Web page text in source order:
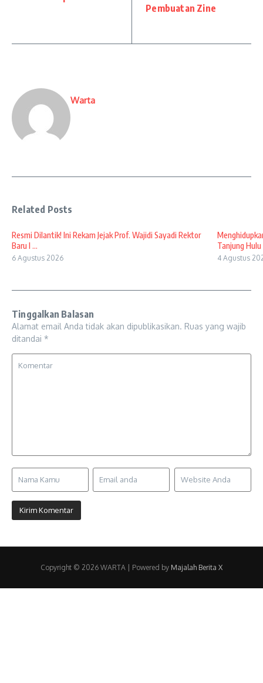
Pembuatan Zine
Warta
Related Posts
Resmi Dilantik! Ini Rekam Jejak Prof. Wajidi Sayadi Rektor
Baru I ...
6 Agustus 2026
Tanjung Hulu
4 Agustus
Tinggalkan Balasan
Alamat email Anda tidak akan dipublikasikan. Ruas yang wajib
ditandai *
Copyright © 2026 WARTA | Powered by Majalah Berita X